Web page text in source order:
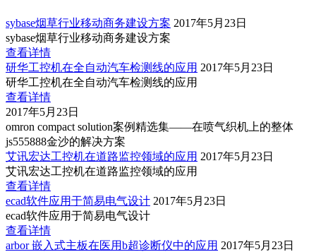
sybase烟草行业移动商务建设方案 2017年5月23日
sybase烟草行业移动商务建设方案
查看详情
研华工控机在全自动汽车检测线的应用 2017年5月23日
研华工控机在全自动汽车检测线的应用
查看详情
2017年5月23日
omron compact solution案例精选集——在喷气织机上的整体
js555888金沙的解决方案
艾讯宏达工控机在道路监控领域的应用 2017年5月23日
艾讯宏达工控机在道路监控领域的应用
查看详情
ecad软件应用于简易电气设计 2017年5月23日
ecad软件应用于简易电气设计
查看详情
arbor 嵌入式主板在医用b超诊断仪中的应用 2017年5月23日